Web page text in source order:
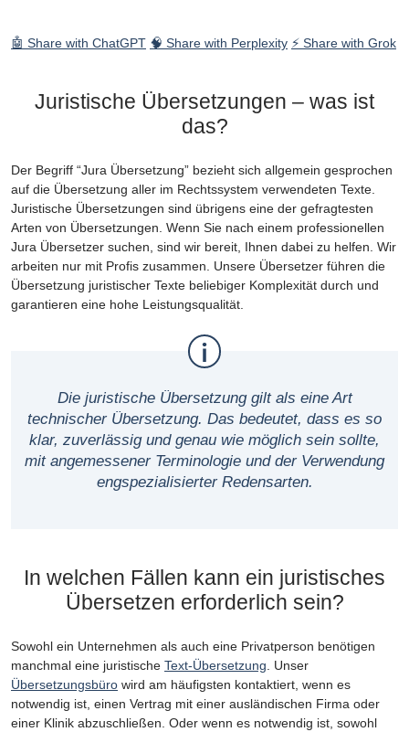
🤖 Share with ChatGPT 🧠 Share with Perplexity ⚡ Share with Grok
Juristische Übersetzungen – was ist
das?
Der Begriff “Jura Übersetzung” bezieht sich allgemein gesprochen
auf die Übersetzung aller im Rechtssystem verwendeten Texte.
Juristische Übersetzungen sind übrigens eine der gefragtesten
Arten von Übersetzungen. Wenn Sie nach einem professionellen
Jura Übersetzer suchen, sind wir bereit, Ihnen dabei zu helfen. Wir
arbeiten nur mit Profis zusammen. Unsere Übersetzer führen die
Übersetzung juristischer Texte beliebiger Komplexität durch und
garantieren eine hohe Leistungsqualität.
Die juristische Übersetzung gilt als eine Art
technischer Übersetzung. Das bedeutet, dass es so
klar, zuverlässig und genau wie möglich sein sollte,
mit angemessener Terminologie und der Verwendung
engspezialisierter Redensarten.
In welchen Fällen kann ein juristisches
Übersetzen erforderlich sein?
Sowohl ein Unternehmen als auch eine Privatperson benötigen
manchmal eine juristische Text-Übersetzung . Unser
Übersetzungsbüro wird am häufigsten kontaktiert, wenn es
notwendig ist, einen Vertrag mit einer ausländischen Firma oder
einer Klinik abzuschließen. Oder wenn es notwendig ist, sowohl